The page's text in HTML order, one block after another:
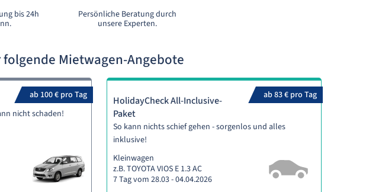
bis 24h
Persönliche Beratung durch
unsere Experten.
Mietwagen-Angebote
ab 100 € pro Tag
nicht schaden!
ab 83 € pro Tag
HolidayCheck All-Inclusive-
Paket
So kann nichts schief gehen - sorgenlos und alles
inklusive!
Kleinwagen
z.B. TOYOTA VIOS E 1.3 AC
7 Tag vom 28.03 - 04.04.2026